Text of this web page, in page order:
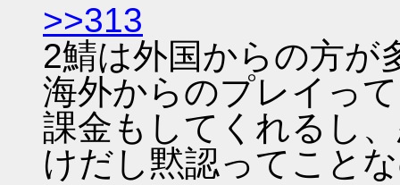
>>313
2鯖は外国からの方が
海外からのプレイっ
課金もしてくれるし
けだし黙認ってこと